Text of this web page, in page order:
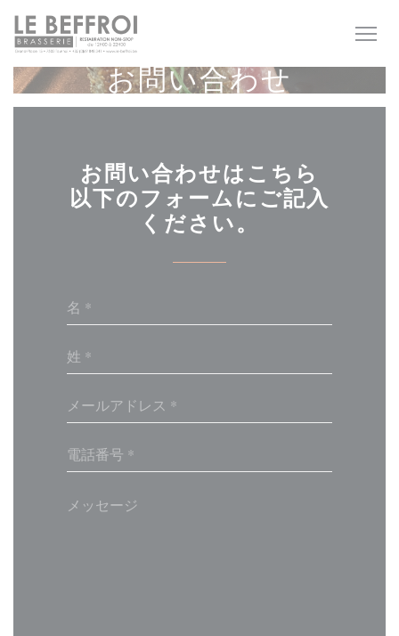
クッキー利用の管理について
お問い合わせ
お問い合わせはこちら
以下のフォームにご記入
ください。